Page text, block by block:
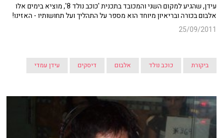
עידן, שהגיע למקום השני והמכובד בתכנית 'כוכב נולד 8', מוציא בימים אלו
אלבום בכורה ובריאיון מיוחד הוא מספר על התהליך ועל תחושותיו - האזינו!
25/09/2011
ביקורת כוכב נולד אלבום דיסקים עידן עמדי